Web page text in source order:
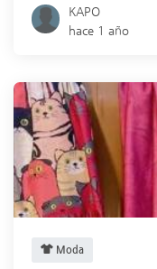
KAPO
hace 1 año
Moda